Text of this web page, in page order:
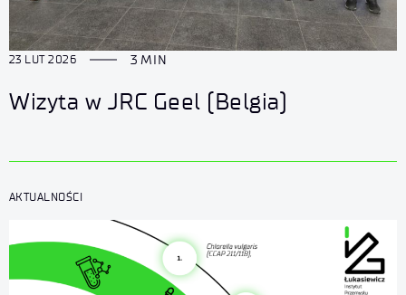
23 LUT 2026 3 MIN
Wizyta w JRC Geel (Belgia)
AKTUALNOŚCI